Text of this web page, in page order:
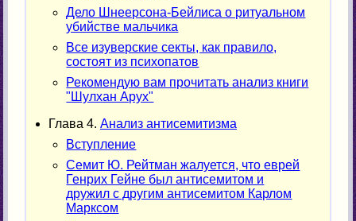
Дело Шнеерсона-Бейлиса о ритуальном
убийстве мальчика
Все изуверские секты, как правило,
состоят из психопатов
Рекомендую вам прочитать анализ книги
"Шулхан Арух"
Глава 4. Анализ антисемитизма
Вступление
Семит Ю. Рейтман жалуется, что еврей
Генрих Гейне был антисемитом и
дружил с другим антисемитом Карлом
Марксом